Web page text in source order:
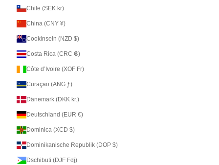
Chile (SEK kr)
China (CNY ¥)
Cookinseln (NZD $)
Costa Rica (CRC ₡)
Côte d’Ivoire (XOF Fr)
Curaçao (ANG ƒ)
Dänemark (DKK kr.)
Deutschland (EUR €)
Dominica (XCD $)
Dominikanische Republik (DOP $)
Dschibuti (DJF Fdj)